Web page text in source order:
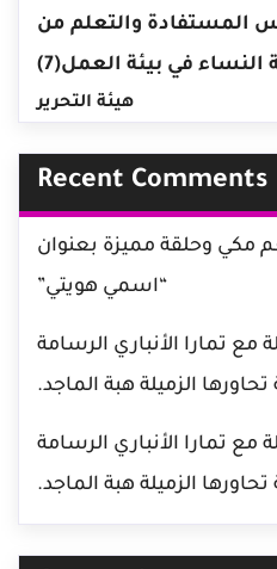
المستفادة والتعلم من
النساء في بيئة العمل(7)
هيئة التحرير
Recent Comments
مكي وحلقة مميزة بعنوان
“اسمي هويتي”
مع تمارا الأنباري الرسامة
تحاورها الزميلة هبة الماجد.
مع تمارا الأنباري الرسامة
تحاورها الزميلة هبة الماجد.